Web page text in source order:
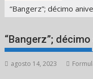
“Bangerz”; décimo
“Bangerz”;
agosto 14, 2023